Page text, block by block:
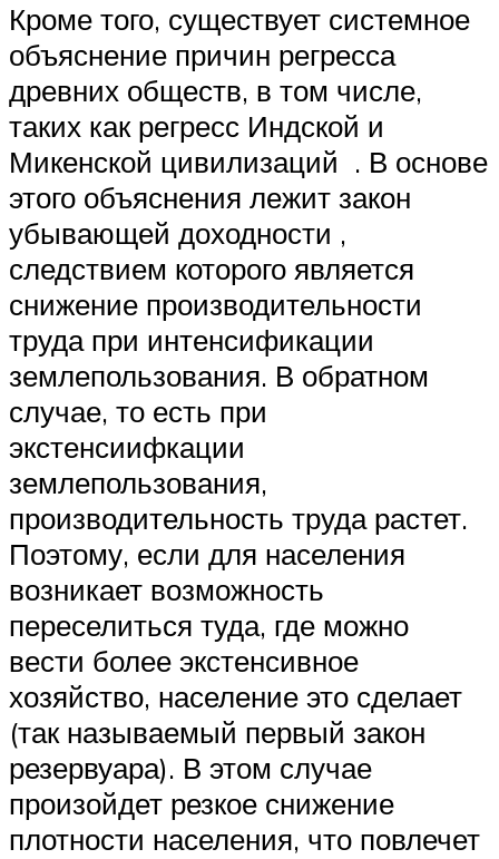
Кроме того, существует системное
объяснение причин регресса
древних обществ, в том числе,
таких как регресс Индской и
Микенской цивилизаций . В основе
этого объяснения лежит закон
убывающей доходности ,
следствием которого является
снижение производительности
труда при интенсификации
землепользования. В обратном
случае, то есть при
экстенсиифкации
землепользования,
производительность труда растет.
Поэтому, если для населения
возникает возможность
переселиться туда, где можно
вести более экстенсивное
хозяйство, население это сделает
(так называемый первый закон
резервуара). В этом случае
произойдет резкое снижение
плотности населения, что повлечет